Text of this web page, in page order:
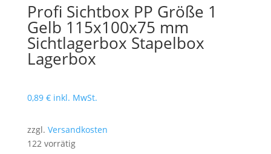
Profi Sichtbox PP Größe 1
Gelb 115x100x75 mm
Sichtlagerbox Stapelbox
Lagerbox
0,89 € inkl. MwSt.
zzgl. Versandkosten
122 vorrätig